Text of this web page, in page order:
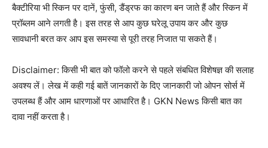
बैक्टीरिया भी स्किन पर दानें, फुंसी, डैंड्रफ का कारण बन जाते हैं और स्किन में
प्रॉब्लम आने लगती है। इस तरह से आप कुछ घरेलू उपाय कर और कुछ
सावधानी बरत कर आप इस समस्या से पूरी तरह निजात पा सकते हैं।
Disclaimer: किसी भी बात को फॉलो करने से पहले संबधित विशेषज्ञ की सलाह
अवश्य लें। लेख में कही गई बातें जानकारों के दिए जानकारी जो ओपन सोर्स में
उपलब्ध हैं और आम धारणाओं पर आधारित है। GKN News किसी बात का
दावा नहीं करता है।